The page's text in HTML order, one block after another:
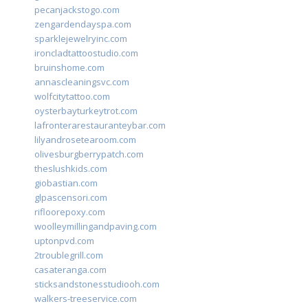
pecanjackstogo.com
zengardendayspa.com
sparklejewelryinc.com
ironcladtattoostudio.com
bruinshome.com
annascleaningsvc.com
wolfcitytattoo.com
oysterbayturkeytrot.com
lafronterarestauranteybar.com
lilyandrosetearoom.com
olivesburgberrypatch.com
theslushkids.com
giobastian.com
glpascensori.com
rifloorepoxy.com
woolleymillingandpaving.com
uptonpvd.com
2troublegrill.com
casateranga.com
sticksandstonesstudiooh.com
walkers-treeservice.com